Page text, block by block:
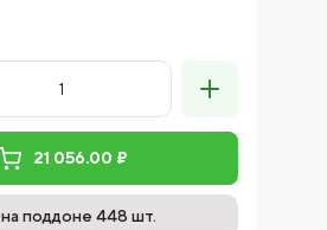
21 056.00 ₽
на поддоне 448 шт.